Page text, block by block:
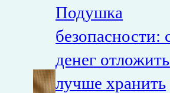
Подушка
безопасности:
денег
лучше хранить